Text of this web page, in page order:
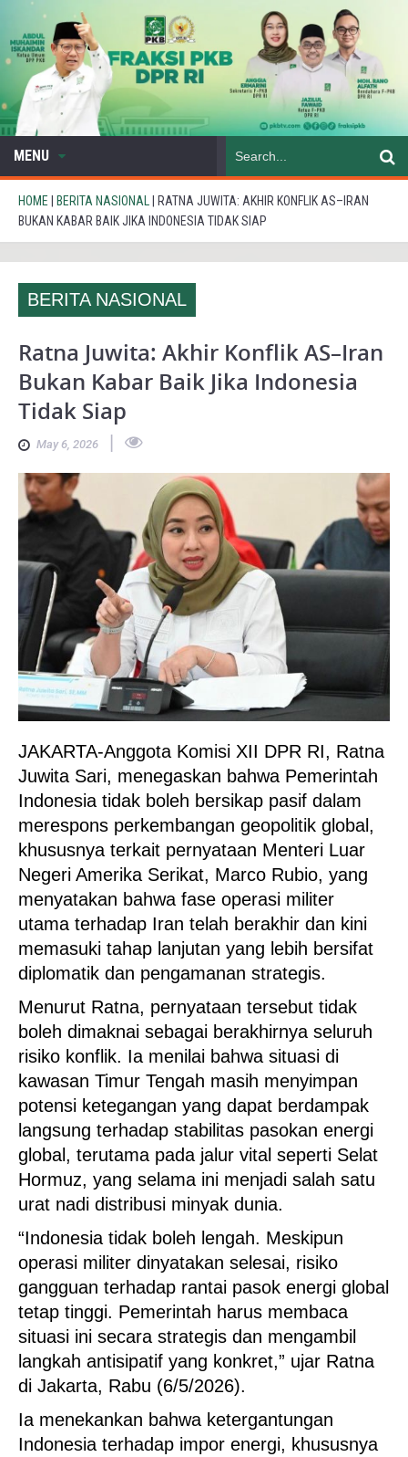
MENU
HOME BERITA NASIONAL
RATNA JUWITA: AKHIR KONFLIK AS–IRAN
BUKAN KABAR BAIK JIKA INDONESIA TIDAK SIAP
BERITA NASIONAL
Ratna Juwita: Akhir Konflik AS–Iran
Bukan Kabar Baik Jika Indonesia
Tidak Siap
May 6, 2026
JAKARTA-Anggota Komisi XII DPR RI, Ratna
Juwita Sari, menegaskan bahwa Pemerintah
Indonesia tidak boleh bersikap pasif dalam
merespons perkembangan geopolitik global,
khususnya terkait pernyataan Menteri Luar
Negeri Amerika Serikat, Marco Rubio, yang
menyatakan bahwa fase operasi militer
utama terhadap Iran telah berakhir dan kini
memasuki tahap lanjutan yang lebih bersifat
diplomatik dan pengamanan strategis.
Menurut Ratna, pernyataan tersebut tidak
boleh dimaknai sebagai berakhirnya seluruh
risiko konflik. Ia menilai bahwa situasi di
kawasan Timur Tengah masih menyimpan
potensi ketegangan yang dapat berdampak
langsung terhadap stabilitas pasokan energi
global, terutama pada jalur vital seperti Selat
Hormuz, yang selama ini menjadi salah satu
urat nadi distribusi minyak dunia.
“Indonesia tidak boleh lengah. Meskipun
operasi militer dinyatakan selesai, risiko
gangguan terhadap rantai pasok energi global
tetap tinggi. Pemerintah harus membaca
situasi ini secara strategis dan mengambil
langkah antisipatif yang konkret,” ujar Ratna
di Jakarta, Rabu (6/5/2026).
Ia menekankan bahwa ketergantungan
Indonesia terhadap impor energi, khususnya